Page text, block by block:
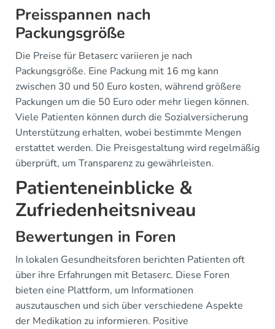
Preisspannen nach
Packungsgröße
Die Preise für Betaserc variieren je nach
Packungsgröße. Eine Packung mit 16 mg kann
zwischen 30 und 50 Euro kosten, während größere
Packungen um die 50 Euro oder mehr liegen können.
Viele Patienten können durch die Sozialversicherung
Unterstützung erhalten, wobei bestimmte Mengen
erstattet werden. Die Preisgestaltung wird regelmäßig
überprüft, um Transparenz zu gewährleisten.
Patienteneinblicke &
Zufriedenheitsniveau
Bewertungen in Foren
In lokalen Gesundheitsforen berichten Patienten oft
über ihre Erfahrungen mit Betaserc. Diese Foren
bieten eine Plattform, um Informationen
auszutauschen und sich über verschiedene Aspekte
der Medikation zu informieren. Positive